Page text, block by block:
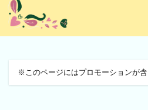
※このページにはプロモーションが含